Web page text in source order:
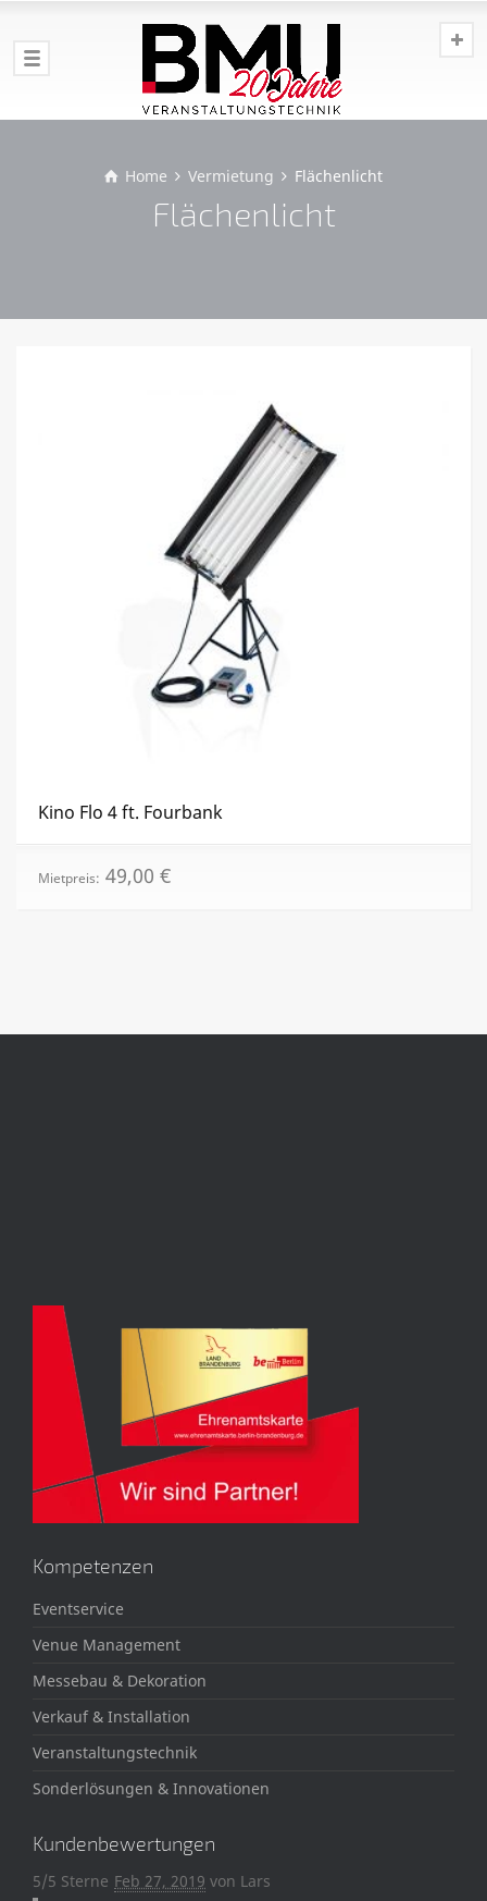
Home Vermietung Flächenlicht
Flächenlicht
Kino Flo 4 ft. Fourbank
Mietpreis: 49,00 €
Kompetenzen
Eventservice
Venue Management
Messebau & Dekoration
Verkauf & Installation
Veranstaltungstechnik
Sonderlösungen & Innovationen
Kundenbewertungen
5/5 Sterne Feb 27, 2019 von Lars